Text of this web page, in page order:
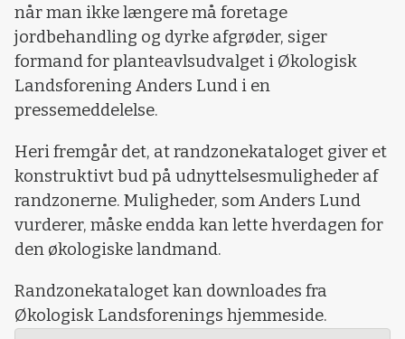
når man ikke længere må foretage
jordbehandling og dyrke afgrøder, siger
formand for planteavlsudvalget i Økologisk
Landsforening Anders Lund i en
pressemeddelelse.
Heri fremgår det, at randzonekataloget giver et
konstruktivt bud på udnyttelsesmuligheder af
randzonerne. Muligheder, som Anders Lund
vurderer, måske endda kan lette hverdagen for
den økologiske landmand.
Randzonekataloget kan downloades fra
Økologisk Landsforenings hjemmeside.